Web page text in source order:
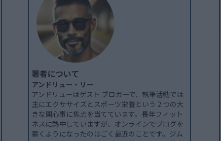
著者について
アンドリュー・リー
アンドリューはゲスト ブロガーで、執筆活動では
主にエクササイズとスポーツ栄養という 2 つの大
きな関心事に焦点を当てています。長年フィット
ネスに熱中していますが、オンラインでブログを
書くようになったのはごく最近のことです。ジム